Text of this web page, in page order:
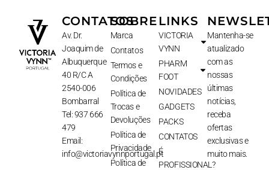
CONTATOS
Av. Dr.
Joaquim de
Albuquerque
40 R/C A
2540-006
Bombarral
Tel: 937 666
479
Email:
info@victoriavynnportugal.pt
SOBRE
Marca
Contatos
Termos e
Condições
Política de
Trocas e
Devoluções
Política de
Privacidade
Política de
LINKS
VICTORIA
VYNN
PHARM
FOOT
NOVIDADES
GADGETS
PACKS
CONTATOS
É
PROFISSIONAL?
Mantenha-se
atualizado
com as
nossas
últimas
notícias,
receba
ofertas
exclusivas e
muito mais.